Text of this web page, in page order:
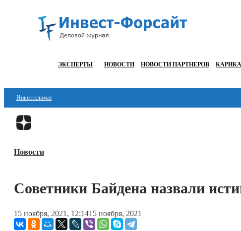
ЭКСПЕРТЫ НОВОСТИ НОВОСТИ ПАРТНЕРОВ
Инвестклимат
Финансы
Блокчейн
ESG
Новости
Советники Байдена назвали
15 ноября, 2021, 12:1415 ноября, 2021